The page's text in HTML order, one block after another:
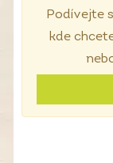
Podívejte
kde